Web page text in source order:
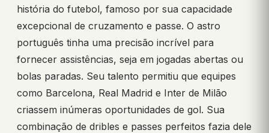
história do futebol, famoso por sua capacidade
excepcional de cruzamento e passe. O astro
português tinha uma precisão incrível para
fornecer assistências, seja em jogadas abertas ou
bolas paradas. Seu talento permitiu que equipes
como Barcelona, Real Madrid e Inter de Milão
criassem inúmeras oportunidades de gol. Sua
combinação de dribles e passes perfeitos fazia dele